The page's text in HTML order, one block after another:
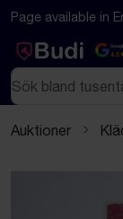
Hoppa till innehåll
Textbaserad
Page available in
4.5
Sök
Auktioner